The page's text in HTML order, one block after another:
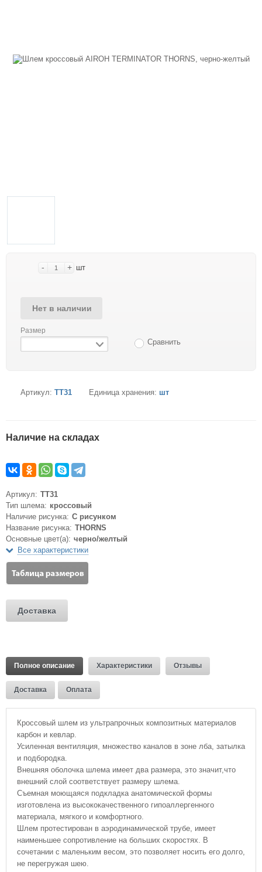
- + шт
Нет в наличии
Размер
Сравнить
Артикул: TT31 Единица хранения: шт
Наличие на складах
Артикул: TT31
Тип шлема: кроссовый
Наличие рисунка: С рисунком
Название рисунка: THORNS
Основные цвет(а): черно/желтый
Все характеристики
Доставка
Полное описание Характеристики Отзывы
Доставка Оплата
Кроссовый шлем из ультрапрочных композитных материалов
карбон и кевлар.
Усиленная вентиляция, множество каналов в зоне лба, затылка
и подбородка.
Внешняя оболочка шлема имеет два размера, это значит,что
внешний слой соответствует размеру шлема.
Съемная моющаяся подкладка анатомической формы
изготовлена из высококачественного гипоаллергенного
материала, мягкого и комфортного.
Шлем протестирован в аэродинамической трубе, имеет
наименьшее сопротивление на больших скоростях. В
сочетании с маленьким весом, это позволяет носить его долго,
не перегружая шею.